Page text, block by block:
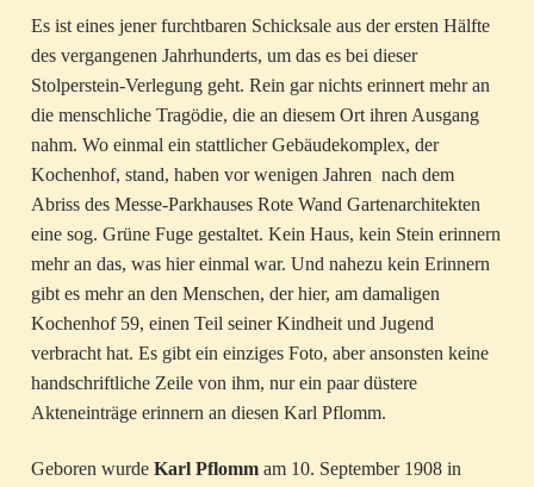
Es ist eines jener furchtbaren Schicksale aus der ersten Hälfte
des vergangenen Jahrhunderts, um das es bei dieser
Stolperstein-Verlegung geht. Rein gar nichts erinnert mehr an
die menschliche Tragödie, die an diesem Ort ihren Ausgang
nahm. Wo einmal ein stattlicher Gebäudekomplex, der
Kochenhof, stand, haben vor wenigen Jahren nach dem
Abriss des Messe-Parkhauses Rote Wand ­Gartenarchitekten
eine sog. Grüne Fuge gestaltet. Kein Haus, kein Stein erinnern
mehr an das, was hier einmal war. Und nahezu kein Erinnern
gibt es mehr an den Menschen, der hier, am damaligen
Kochenhof 59, einen Teil seiner Kindheit und Jugend
verbracht hat. Es gibt ein einziges Foto, aber ansonsten keine
handschriftliche Zeile von ihm, nur ein paar düstere
Akteneinträge erinnern an diesen Karl Pflomm.
Geboren wurde Karl Pflomm am 10. September 1908 in